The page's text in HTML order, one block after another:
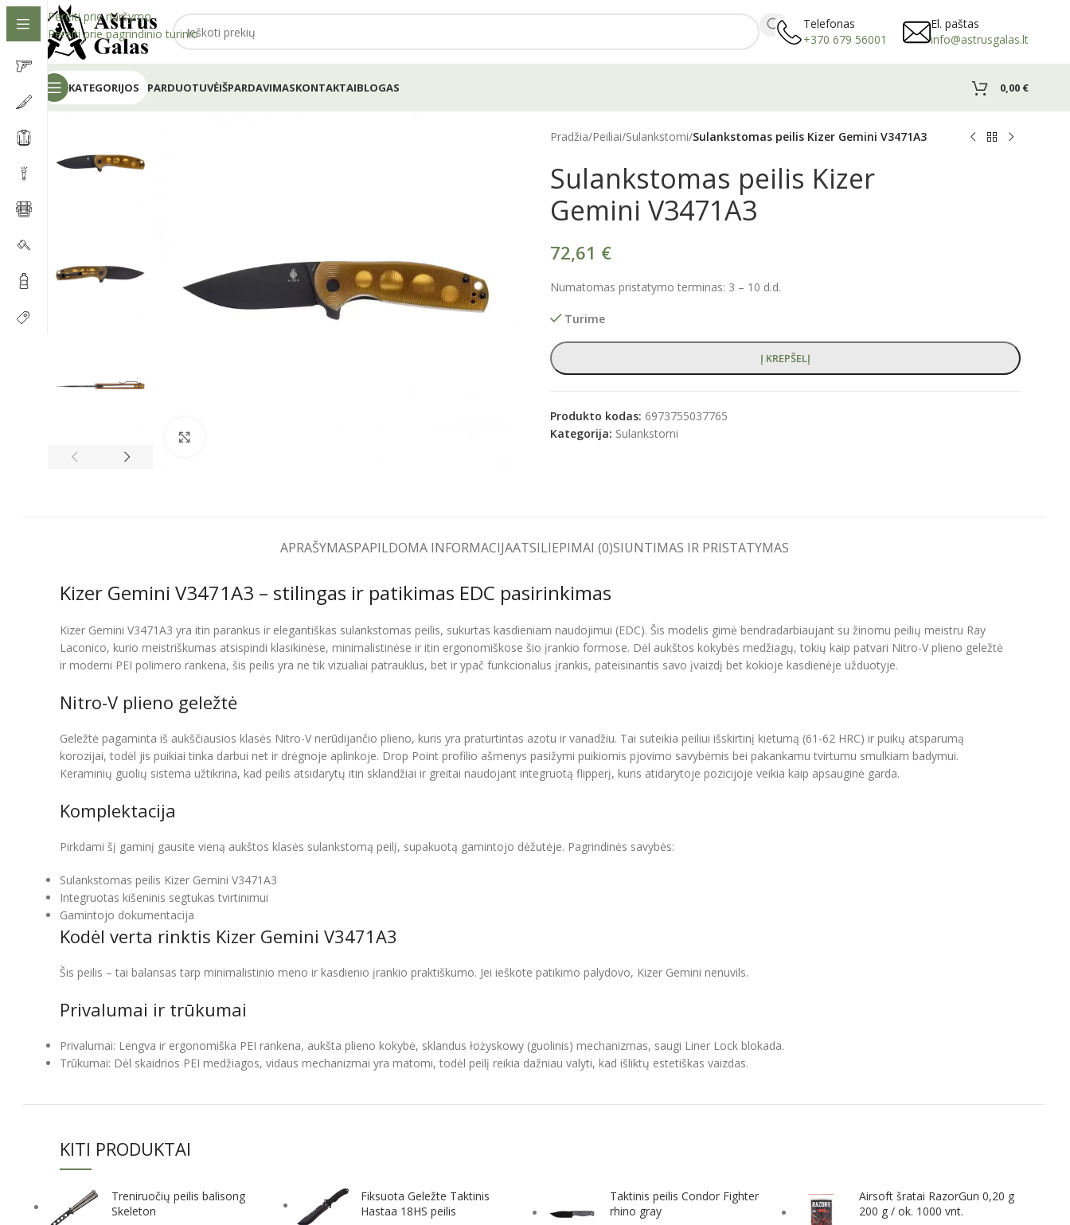
Pereiti prie naršymo
Pereiti prie pagrindinio turinio
Telefonas
+370 679 56001
El. paštas
info@astrusgalas.lt
KATEGORIJOS PARDUOTUVĖIŠPARDAVIMASKONTAKTAIBLOGAS 0,00 €
Pradžia/Peiliai/Sulankstomi/Sulankstomas peilis Kizer Gemini V3471A3
Sulankstomas peilis Kizer
Gemini V3471A3
72,61 €
Numatomas pristatymo terminas: 3 – 10 d.d.
Turime
Į KREPŠELĮ
Produkto kodas: 6973755037765
Kategorija: Sulankstomi
APRAŠYMASPAPILDOMA INFORMACIJAATSILIEPIMAI (0)SIUNTIMAS IR PRISTATYMAS
Kizer Gemini V3471A3 – stilingas ir patikimas EDC pasirinkimas
Kizer Gemini V3471A3 yra itin parankus ir elegantiškas sulankstomas peilis, sukurtas kasdieniam naudojimui (EDC). Šis modelis gimė bendradarbiaujant su žinomu peilių meistru Ray
Laconico, kurio meistriškumas atsispindi klasikinėse, minimalistinėse ir itin ergonomiškose šio įrankio formose. Dėl aukštos kokybės medžiagų, tokių kaip patvari Nitro-V plieno geležtė
ir moderni PEI polimero rankena, šis peilis yra ne tik vizualiai patrauklus, bet ir ypač funkcionalus įrankis, pateisinantis savo įvaizdį bet kokioje kasdienėje užduotyje.
Nitro-V plieno geležtė
Geležtė pagaminta iš aukščiausios klasės Nitro-V nerūdijančio plieno, kuris yra praturtintas azotu ir vanadžiu. Tai suteikia peiliui išskirtinį kietumą (61-62 HRC) ir puikų atsparumą
korozijai, todėl jis puikiai tinka darbui net ir drėgnoje aplinkoje. Drop Point profilio ašmenys pasižymi puikiomis pjovimo savybėmis bei pakankamu tvirtumu smulkiam badymui.
Keraminių guolių sistema užtikrina, kad peilis atsidarytų itin sklandžiai ir greitai naudojant integruotą flipperį, kuris atidarytoje pozicijoje veikia kaip apsauginė garda.
Komplektacija
Pirkdami šį gaminį gausite vieną aukštos klasės sulankstomą peilį, supakuotą gamintojo dėžutėje. Pagrindinės savybės:
Sulankstomas peilis Kizer Gemini V3471A3
Integruotas kišeninis segtukas tvirtinimui
Gamintojo dokumentacija
Kodėl verta rinktis Kizer Gemini V3471A3
Šis peilis – tai balansas tarp minimalistinio meno ir kasdienio įrankio praktiškumo. Jei ieškote patikimo palydovo, Kizer Gemini nenuvils.
Privalumai ir trūkumai
Privalumai: Lengva ir ergonomiška PEI rankena, aukšta plieno kokybė, sklandus łożyskowy (guolinis) mechanizmas, saugi Liner Lock blokada.
Trūkumai: Dėl skaidrios PEI medžiagos, vidaus mechanizmai yra matomi, todėl peilį reikia dažniau valyti, kad išliktų estetiškas vaizdas.
KITI PRODUKTAI
Treniruočių peilis balisong
Skeleton
Fiksuota Geležte Taktinis
Hastaa 18HS peilis
Taktinis peilis Condor Fighter
rhino gray
Airsoft šratai RazorGun 0,20 g
200 g / ok. 1000 vnt.